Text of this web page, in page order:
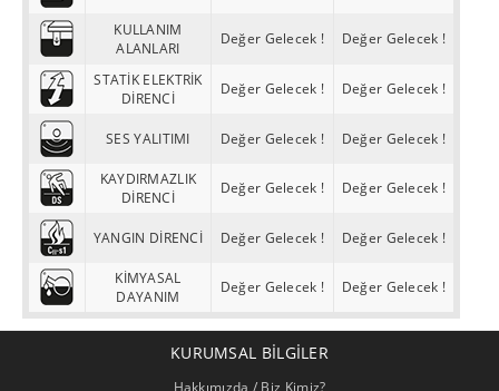
KULLANIM
ALANLARI
Değer Gelecek ! Değer Gelecek !
STATİK ELEKTRİK
DİRENCİ
Değer Gelecek ! Değer Gelecek !
SES YALITIMI Değer Gelecek ! Değer Gelecek !
KAYDIRMAZLIK
DİRENCİ
Değer Gelecek ! Değer Gelecek !
YANGIN DİRENCİ Değer Gelecek ! Değer Gelecek !
KİMYASAL
DAYANIM
Değer Gelecek ! Değer Gelecek !
KURUMSAL BILGILER
Hakkımızda / Biz Kimiz?